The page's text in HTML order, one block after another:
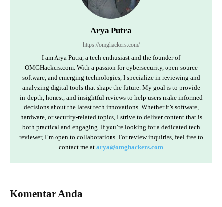
Arya Putra
https://omghackers.com/
I am Arya Putra, a tech enthusiast and the founder of
OMGHackers.com. With a passion for cybersecurity, open-source
software, and emerging technologies, I specialize in reviewing and
analyzing digital tools that shape the future. My goal is to provide
in-depth, honest, and insightful reviews to help users make informed
decisions about the latest tech innovations. Whether it’s software,
hardware, or security-related topics, I strive to deliver content that is
both practical and engaging. If you’re looking for a dedicated tech
reviewer, I’m open to collaborations. For review inquiries, feel free to
contact me at arya@omghackers.com
Komentar Anda